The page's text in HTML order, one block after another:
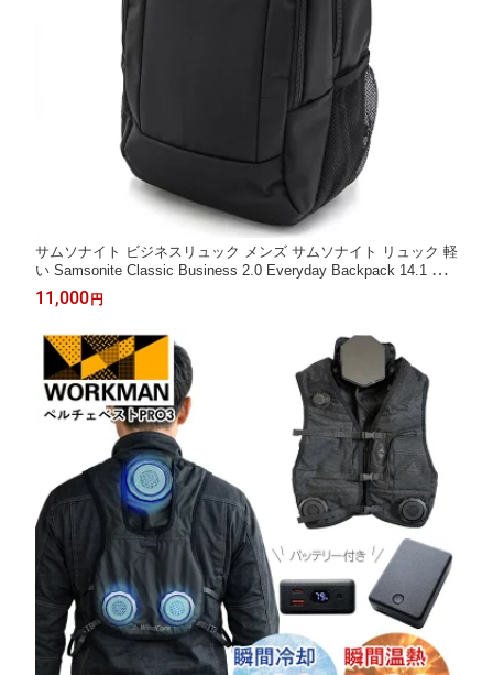
サムソナイト ビジネスリュック メンズ サムソナイト リュック 軽
い Samsonite Classic Business 2.0 Everyday Backpack 14.1 ブ
ラック 141273-1041 ビジネスリュックサムソナイト サムスナイ
トリュックビジネス samsonite 大容量 旅行 通勤 通学
11,000 円